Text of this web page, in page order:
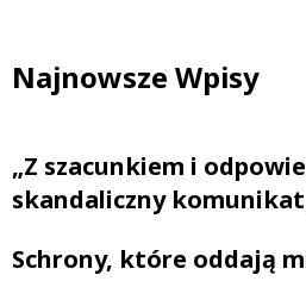
Najnowsze Wpisy
„Z szacunkiem i
skandaliczny
Schrony, które oddają